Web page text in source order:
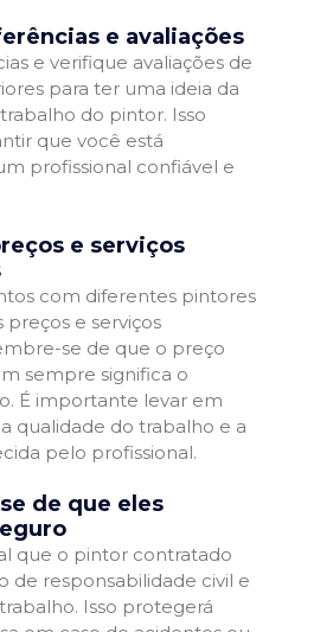
e avaliações
e verifique avaliações de
para ter uma ideia da
do pintor. Isso
que você está
profissional confiável e
e serviços
com diferentes pintores
e serviços
se de que o preço
sempre significa o
É importante levar em
qualidade do trabalho e a
pelo profissional.
de que eles
que o pintor contratado
de responsabilidade civil e
Isso protegerá